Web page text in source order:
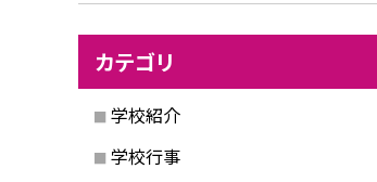
カテゴリ
学校紹介
学校行事